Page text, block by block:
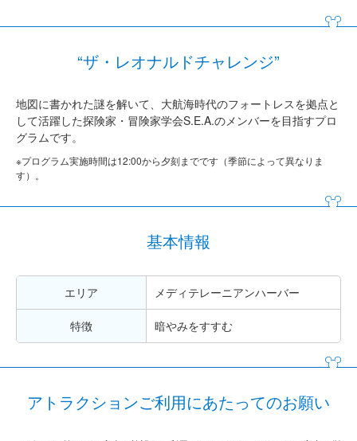
“ザ・レオナルドチャレンジ”
地図に書かれた謎を解いて、大航海時代のフォートレスを拠点と
して活躍した探険家・冒険家学会S.E.A.のメンバーを目指すプロ
グラムです。
※プログラム実施時間は12:00から夕刻までです（季節によって異なりま
す）。
基本情報
エリア メディテレーニアンハーバー
特徴 暗やみをすすむ
アトラクションご利用にあたってのお願い